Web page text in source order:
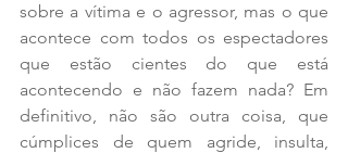
sobre a vítima e o agressor, mas o que
acontece com todos os espectadores
que estão cientes do que está
acontecendo e não fazem nada? Em
definitivo, não são outra coisa, que
cúmplices de quem agride, insulta,